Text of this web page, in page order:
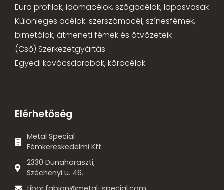
Euro profilok, idomacélok, szögacélok, laposvasak
Különleges acélok: szerszámacél, színesfémek,
bimetálok, átmeneti fémek és ötvözeteik
(Cső) Szerkezetgyártás
Egyedi kovácsdarabok, köracélok
Elérhetőség
Metal Special
Fémkereskedelmi Kft.
2330 Dunaharaszti,
Széchenyi u. 46.